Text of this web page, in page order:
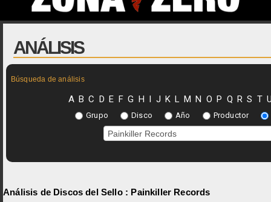
CONTENIDO
COMUNIDAD
FEEEDBACK
ANÁLISIS
Búsqueda de análisis
A B C D E F G H I J K L M N O P Q R S T
Grupo Disco Año Productor
Análisis de Discos del Sello : Painkiller Records